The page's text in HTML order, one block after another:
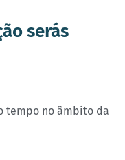
serás
tempo no âmbito da